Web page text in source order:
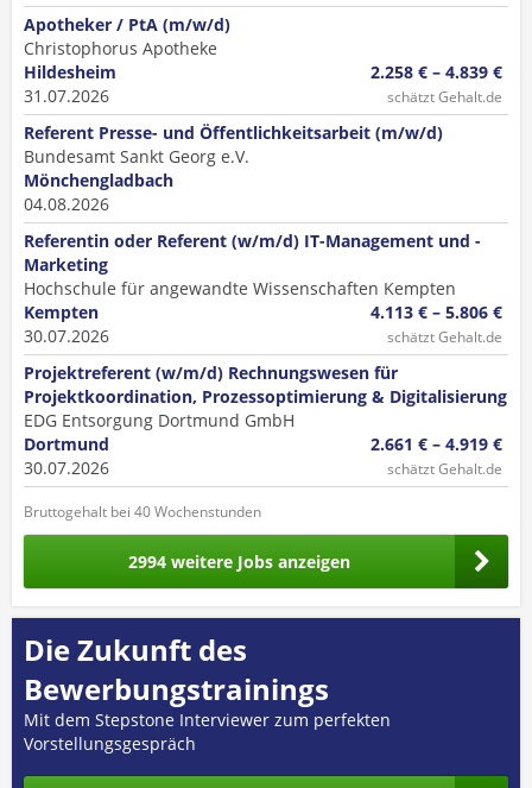
Apotheker / PtA (m/w/d)
Christophorus Apotheke
Hildesheim
31.07.2026
2.258 € – 4.839 €
schätzt Gehalt.de
Referent Presse- und Öffentlichkeitsarbeit (m/w/d)
Bundesamt Sankt Georg e.V.
Mönchengladbach
04.08.2026
Referentin oder Referent (w/m/d) IT-Management und -
Marketing
Hochschule für angewandte Wissenschaften Kempten
Kempten
30.07.2026
4.113 € – 5.806 €
schätzt Gehalt.de
Projektreferent (w/m/d) Rechnungswesen für
Projektkoordination, Prozessoptimierung & Digitalisierung
EDG Entsorgung Dortmund GmbH
Dortmund
30.07.2026
2.661 € – 4.919 €
schätzt Gehalt.de
Bruttogehalt bei 40 Wochenstunden
2994 weitere Jobs anzeigen
Die Zukunft des
Bewerbungstrainings
Mit dem Stepstone Interviewer zum perfekten
Vorstellungsgespräch